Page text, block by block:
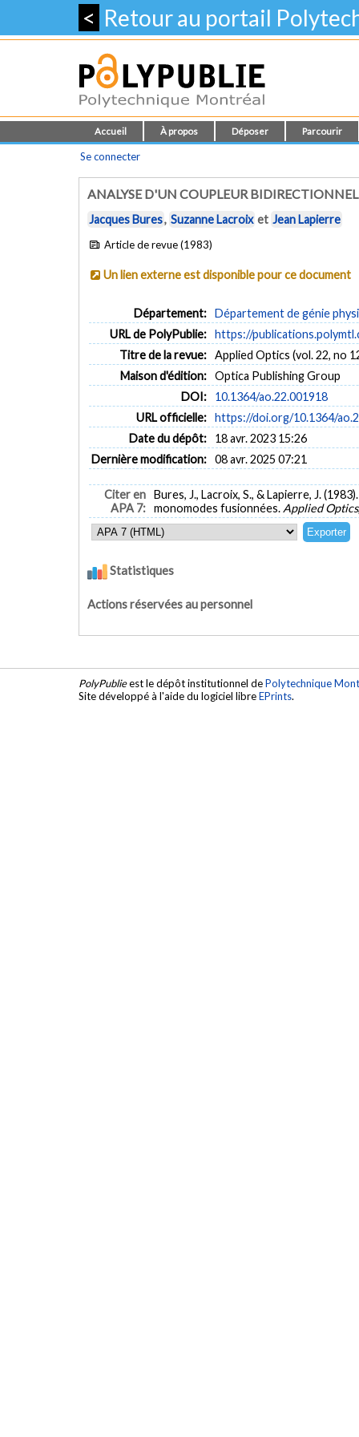
< Retour au portail
Accueil À propos Déposer Parcourir
Se connecter
ANALYSE D'UN COUPLEUR
Jacques Bures, Suzanne Lacroix et Jean Lapierre
Article de revue (1983)
Un lien externe est disponible pour ce document
Département: Département de génie
URL de PolyPublie: https://
Titre de la revue: Applied Optics (vol. 22, no
Maison d'édition: Optica Publishing Group
DOI:
10.1364/ao.22.001918
URL officielle: https://doi.org/10.1364/
Date du dépôt:
18 avr. 2023 15:26
Dernière modification: 08 avr. 2025 07:21
Citer en
APA 7:
Bures, J., Lacroix, S., & Lapierre, J.
monomodes fusionnées. Applied Optics
Statistiques
Actions réservées au personnel
PolyPublieest le dépôt institutionnel dePolytechnique
Site développé à l'aide du logiciel libreEPrints.